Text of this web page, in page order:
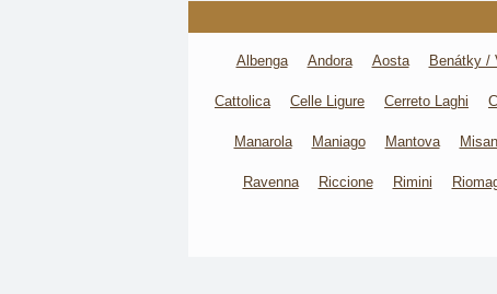
Albenga Andora Aosta Benátky /
Cattolica Celle Ligure Cerreto Laghi
Manarola Maniago Mantova
Ravenna Riccione Rimini